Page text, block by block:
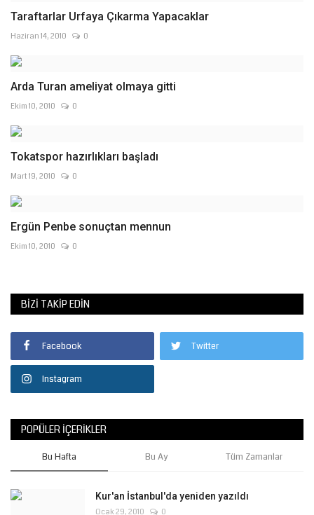
Taraftarlar Urfaya Çıkarma Yapacaklar
Haziran 14, 2010 0
Arda Turan ameliyat olmaya gitti
Ekim 10, 2010 0
Tokatspor hazırlıkları başladı
Mart 19, 2010 0
Ergün Penbe sonuçtan mennun
Ekim 10, 2010 0
BIZI TAKIP EDIN
Facebook Twitter
Instagram
POPÜLER İÇERIKLER
Bu Hafta Bu Ay Tüm Zamanlar
Kur'an İstanbul'da yeniden yazıldı
Ocak 29, 2010 0